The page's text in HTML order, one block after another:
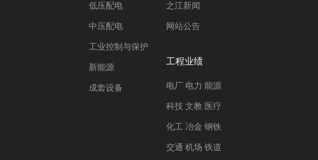
低压配电
中压配电
工业控制与保护
新能源
成套设备
之江新闻
网站公告
工程业绩
电厂 电力 能源
科技 文教 医疗
化工 冶金 钢铁
交通 机场 铁道